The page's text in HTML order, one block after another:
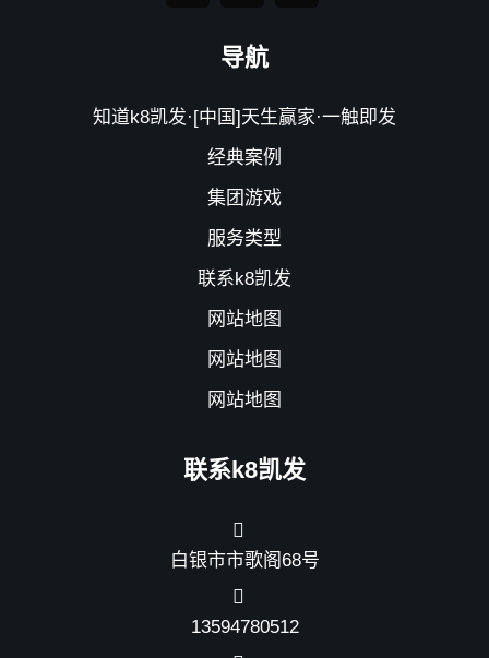
导航
知道k8凯发·[中国]天生赢家·一触即发
经典案例
集团游戏
服务类型
联系k8凯发
网站地图
网站地图
网站地图
联系k8凯发
白银市市歌阁68号
13594780512